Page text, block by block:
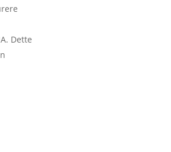
Dette